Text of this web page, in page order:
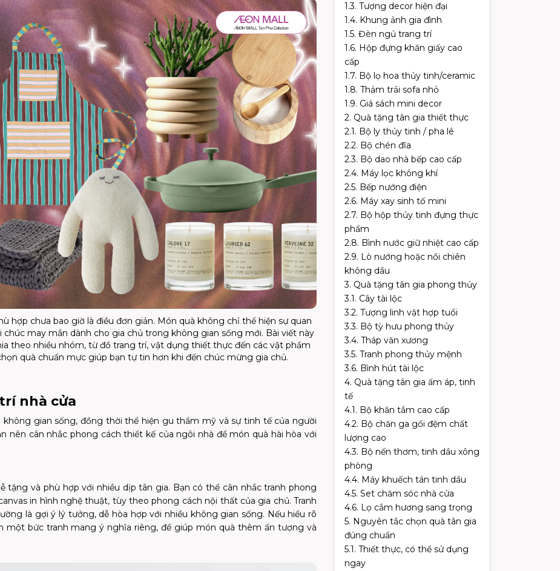
hợp chưa bao giờ là điều đơn giản. Món quà không chỉ thể hiện sự quan
may mắn dành cho gia chủ trong không gian sống mới. Bài viết này
theo nhiều nhóm, từ đồ trang trí, vật dụng thiết thực đến các vật phẩm
quà chuẩn mực giúp bạn tự tin hơn khi đến chúc mừng gia chủ.
nhà cửa
gian sống, đồng thời thể hiện gu thẩm mỹ và sự tinh tế của người
nên cân nhắc phong cách thiết kế của ngôi nhà để món quà hài hòa với
tặng và phù hợp với nhiều dịp tân gia. Bạn có thể cân nhắc tranh phong
in hình nghệ thuật, tùy theo phong cách nội thất của gia chủ. Tranh
là gợi ý lý tưởng, dễ hòa hợp với nhiều không gian sống. Nếu hiểu rõ
một bức tranh mang ý nghĩa riêng, để giúp món quà thêm ấn tượng và
1.3. Tượng decor hiện đại
1.4. Khung ảnh gia đình
1.5. Đèn ngủ trang trí
1.6. Hộp đựng khăn giấy cao
cấp
1.7. Bộ lọ hoa thủy tinh/ceramic
1.8. Thảm trải sofa nhỏ
1.9. Giá sách mini decor
2. Quà tặng tân gia thiết thực
2.1. Bộ ly thủy tinh / pha lê
2.2. Bộ chén đĩa
2.3. Bộ dao nhà bếp cao cấp
2.4. Máy lọc không khí
2.5. Bếp nướng điện
2.6. Máy xay sinh tố mini
2.7. Bộ hộp thủy tinh đựng thực
phẩm
2.8. Bình nước giữ nhiệt cao cấp
2.9. Lò nướng hoặc nồi chiên
không dầu
3. Quà tặng tân gia phong thủy
3.1. Cây tài lộc
3.2. Tượng linh vật hợp tuổi
3.3. Bộ tỳ hưu phong thủy
3.4. Tháp văn xương
3.5. Tranh phong thủy mệnh
3.6. Bình hút tài lộc
4. Quà tặng tân gia ấm áp, tinh
tế
4.1. Bộ khăn tắm cao cấp
4.2. Bộ chăn ga gối đệm chất
lượng cao
4.3. Bộ nến thơm, tinh dầu xông
phòng
4.4. Máy khuếch tán tinh dầu
4.5. Set chăm sóc nhà cửa
4.6. Lọ cắm hương sang trọng
5. Nguyên tắc chọn quà tân gia
đúng chuẩn
5.1. Thiết thực, có thể sử dụng
ngay